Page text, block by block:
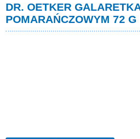
DR. OETKER
POMARAŃCZOWYM 72 G